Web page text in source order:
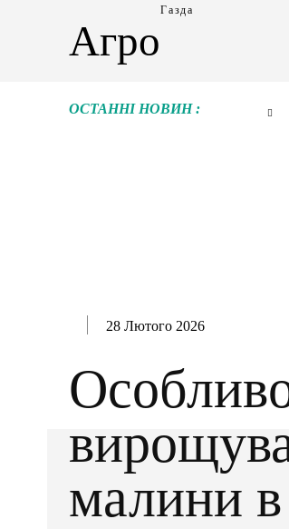
Агро
Газда
ОСТАННІ НОВИН :
28 Лютого 2026
малини в